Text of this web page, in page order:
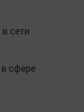
сети
сфере